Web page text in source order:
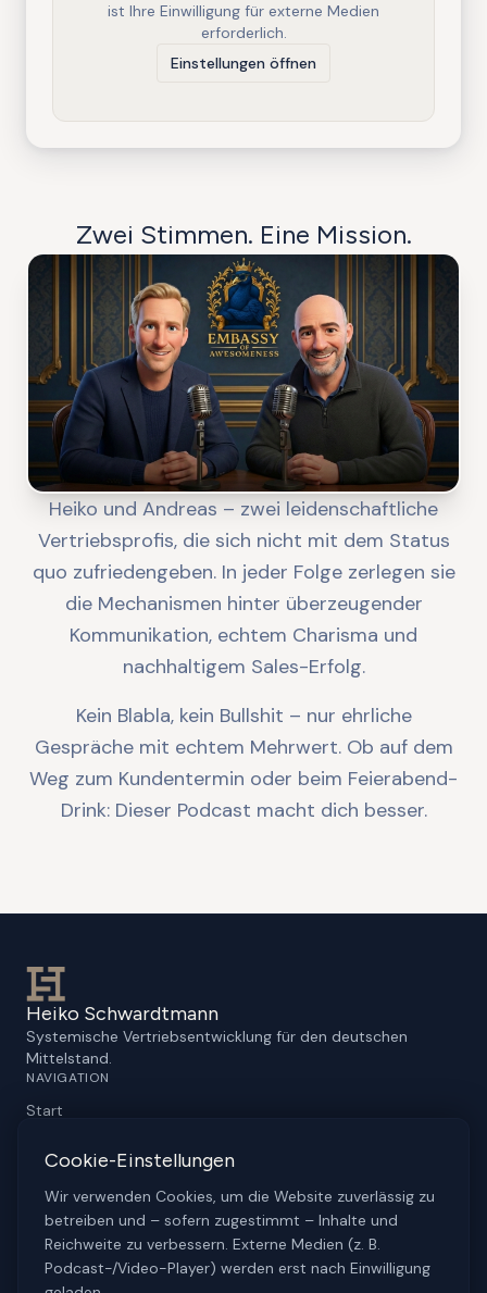
ist Ihre Einwilligung für externe Medien
erforderlich.
Einstellungen öffnen
Zwei Stimmen. Eine Mission.
Heiko und Andreas – zwei leidenschaftliche
Vertriebsprofis, die sich nicht mit dem Status
quo zufriedengeben. In jeder Folge zerlegen sie
die Mechanismen hinter überzeugender
Kommunikation, echtem Charisma und
nachhaltigem Sales-Erfolg.
Kein Blabla, kein Bullshit – nur ehrliche
Gespräche mit echtem Mehrwert. Ob auf dem
Weg zum Kundentermin oder beim Feierabend-
Drink: Dieser Podcast macht dich besser.
Heiko Schwardtmann
Systemische Vertriebsentwicklung für den deutschen
Mittelstand.
NAVIGATION
Start
KI im Vertrieb
Über mich
Stimmen
KONTAKT & SOCIAL
Kontakt
Cookie-Einstellungen
Wir verwenden Cookies, um die Website zuverlässig zu
betreiben und – sofern zugestimmt – Inhalte und
Reichweite zu verbessern. Externe Medien (z. B.
Podcast-/Video-Player) werden erst nach Einwilligung